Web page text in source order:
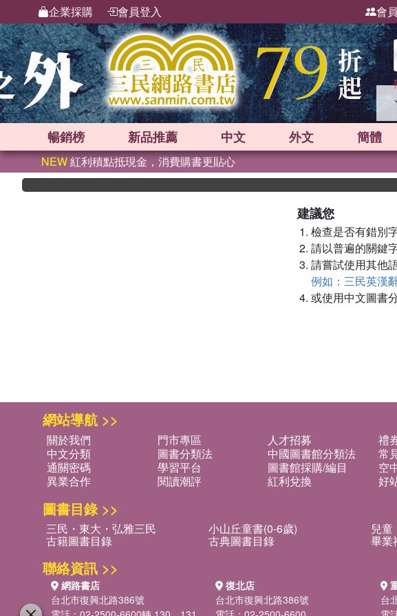
企業採購 會員登入 會
、
暢銷榜 新品推薦 中文 外文 簡體
NEW紅利積點抵現金，消費購書更貼心
建議您
檢查是否有錯別
請以普遍的關鍵
請嘗試使用其他
例如：三民英漢
或使用中文圖書
網站導航 >>
關於我們 門市專區 人才招募 禮
中文分類
圖書分類法 中國圖書館分類法 常
通關密碼
學習平台 圖書館採購/編目 空
異業合作
閱讀潮評 紅利兌換 好
圖書目錄 >>
三民・東大・弘雅三民 小山丘童書(0-6歲) 兒童
古籍圖書目錄 古典圖書目錄 畢業
聯絡資訊 >>
網路書店
台北市復興北路386號
復北店
台北市復興北路386號
台